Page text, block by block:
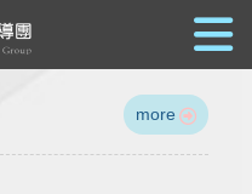
more